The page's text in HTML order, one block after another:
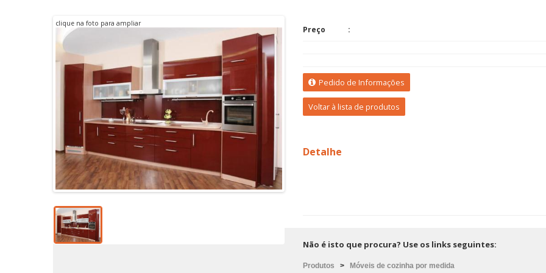
clique na foto para ampliar
Preço
Pedido de Informações
Voltar à lista de produtos
Detalhe
Não é isto que procura? Use os links seguintes:
Produtos > Móveis de cozinha por medida